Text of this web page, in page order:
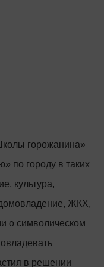
горожанина»
по городу в таких
культура,
ЖКХ,
о символическом
в решении